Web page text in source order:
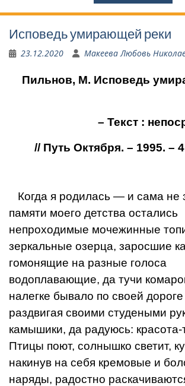
Исповедь умирающей реки
23.12.2020 Макеева Любовь
Пильнов, М. Исповедь
– Текст :
// Путь Октября. – 1995. –
Когда я родилась — и сама не
памяти моего детства остались
непроходимые мочежинные
зеркальные озерца, заросшие
гомонящие на разные голоса
водоплавающие, да тучи
налегке быва­ло по своей
раздвигая своими студеными
камышики, да радуюсь: красота-
Птицы поют, солнышко светит,
накинув на себя кремовые и
наряды, радостно